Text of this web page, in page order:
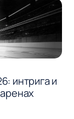
интрига и